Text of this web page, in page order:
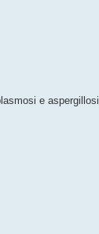
e aspergillosi